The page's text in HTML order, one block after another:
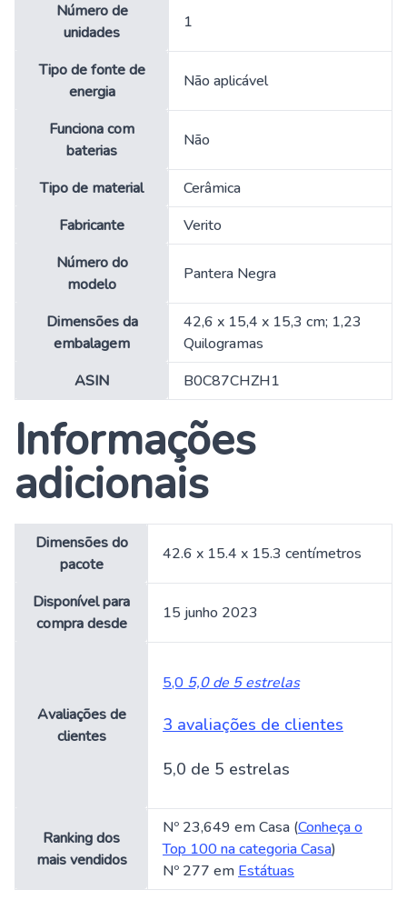
Número de
unidades
‎1
Tipo de fonte de
energia
‎Não aplicável
Funciona com
baterias
‎Não
Tipo de material
‎Cerâmica
Fabricante
‎Verito
Número do
modelo
‎Pantera Negra
Dimensões da
embalagem
‎42,6 x 15,4 x 15,3 cm; 1,23
Quilogramas
ASIN
‎B0C87CHZH1
Informações
adicionais
Dimensões do
pacote
42.6 x 15.4 x 15.3 centímetros
Disponível para
compra desde
15 junho 2023
Avaliações de
clientes
5,0 5,0 de 5 estrelas
3 avaliações de clientes
5,0 de 5 estrelas
Ranking dos
mais vendidos
Nº 23,649 em Casa (Conheça o
Top 100 na categoria Casa)
Nº 277 em Estátuas